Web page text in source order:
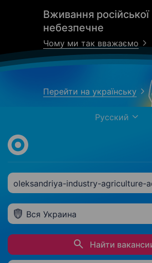
Вживання російської
небезпечне
Чому ми так вважаємо
Перейти на українську
Русский
oleksandriya-industry-agriculture-
Вся Украина
Найти